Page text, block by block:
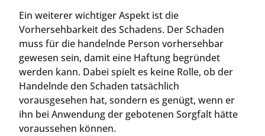
Ein weiterer wichtiger Aspekt ist die
Vorhersehbarkeit des Schadens. Der Schaden
muss für die handelnde Person vorhersehbar
gewesen sein, damit eine Haftung begründet
werden kann. Dabei spielt es keine Rolle, ob der
Handelnde den Schaden tatsächlich
vorausgesehen hat, sondern es genügt, wenn er
ihn bei Anwendung der gebotenen Sorgfalt hätte
voraussehen können.